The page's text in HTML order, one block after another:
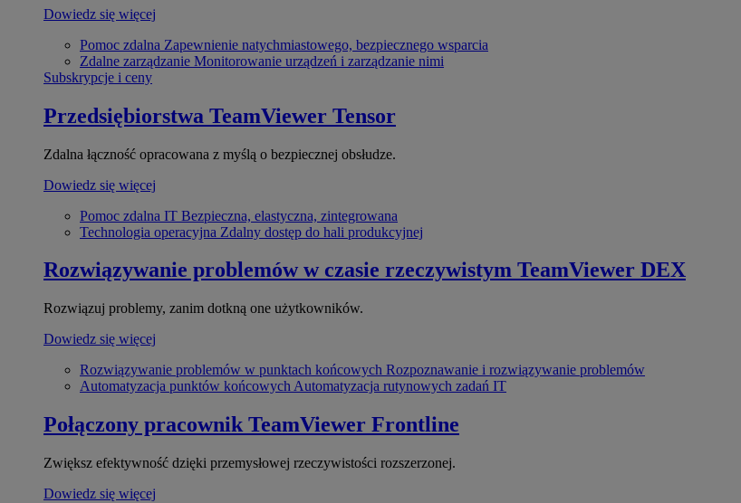
Dowiedz się więcej
Pomoc zdalna Zapewnienie natychmiastowego, bezpiecznego wsparcia
Zdalne zarządzanie Monitorowanie urządzeń i zarządzanie nimi
Subskrypcje i ceny
Przedsiębiorstwa TeamViewer Tensor
Zdalna łączność opracowana z myślą o bezpiecznej obsłudze.
Dowiedz się więcej
Pomoc zdalna IT Bezpieczna, elastyczna, zintegrowana
Technologia operacyjna Zdalny dostęp do hali produkcyjnej
Rozwiązywanie problemów w czasie rzeczywistym TeamViewer DEX
Rozwiązuj problemy, zanim dotkną one użytkowników.
Dowiedz się więcej
Rozwiązywanie problemów w punktach końcowych Rozpoznawanie i rozwiązywanie problemów
Automatyzacja punktów końcowych Automatyzacja rutynowych zadań IT
Połączony pracownik TeamViewer Frontline
Zwiększ efektywność dzięki przemysłowej rzeczywistości rozszerzonej.
Dowiedz się więcej